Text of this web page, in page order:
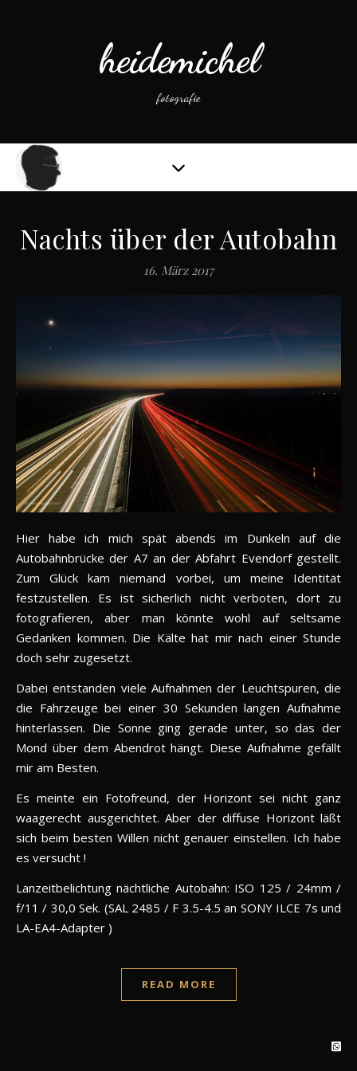
heidemichel
fotografie
Nachts über der Autobahn
16. März 2017
Hier habe ich mich spät abends im Dunkeln auf die
Autobahnbrücke der A7 an der Abfahrt Evendorf gestellt.
Zum Glück kam niemand vorbei, um meine Identität
festzustellen. Es ist sicherlich nicht verboten, dort zu
fotografieren, aber man könnte wohl auf seltsame
Gedanken kommen. Die Kälte hat mir nach einer Stunde
doch sehr zugesetzt.
Dabei entstanden viele Aufnahmen der Leuchtspuren, die
die Fahrzeuge bei einer 30 Sekunden langen Aufnahme
hinterlassen. Die Sonne ging gerade unter, so das der
Mond über dem Abendrot hängt. Diese Aufnahme gefällt
mir am Besten.
Es meinte ein Fotofreund, der Horizont sei nicht ganz
waagerecht ausgerichtet. Aber der diffuse Horizont läßt
sich beim besten Willen nicht genauer einstellen. Ich habe
es versucht !
Lanzeitbelichtung nächtliche Autobahn: ISO 125 / 24mm /
f/11 / 30,0 Sek. (SAL 2485 / F 3.5-4.5 an SONY ILCE 7s und
LA-EA4-Adapter )
READ MORE